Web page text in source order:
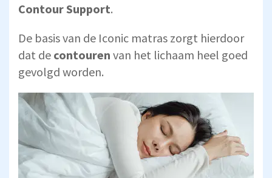
ContourSupport.
De basis van de Iconic matras zorgt hierdoor
dat de contouren van het lichaam heel goed
gevolgd worden.